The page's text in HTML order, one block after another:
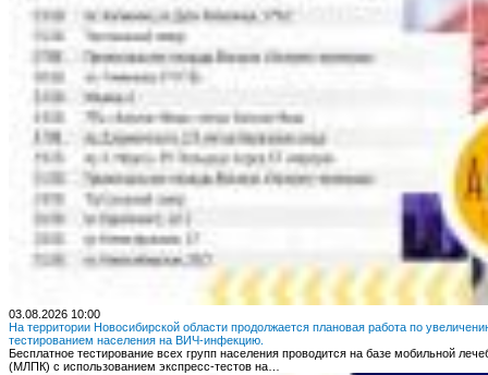
03.08.2026 10:00
На территории Новосибирской области продолжается плановая работа по
тестированием населения на ВИЧ-инфекцию.
Бесплатное тестирование всех групп населения проводится на базе мобильной
(МЛПК) с использованием экспресс-тестов на…